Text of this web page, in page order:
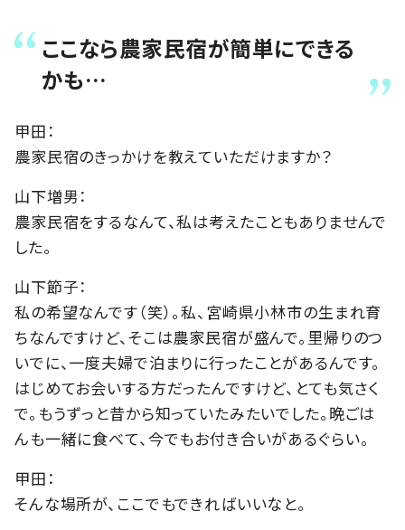
ここなら農家民宿が簡単にできる
かも…
甲田：
農家民宿のきっかけを教えていただけますか？
山下増男：
農家民宿をするなんて、私は考えたこともありませんで
した。
山下節子：
私の希望なんです（笑）。私、宮崎県小林市の生まれ育
ちなんですけど、そこは農家民宿が盛んで。里帰りのつ
いでに、一度夫婦で泊まりに行ったことがあるんです。
はじめてお会いする方だったんですけど、とても気さく
で。もうずっと昔から知っていたみたいでした。晩ごは
んも一緒に食べて、今でもお付き合いがあるぐらい。
甲田：
そんな場所が、ここでもできればいいなと。